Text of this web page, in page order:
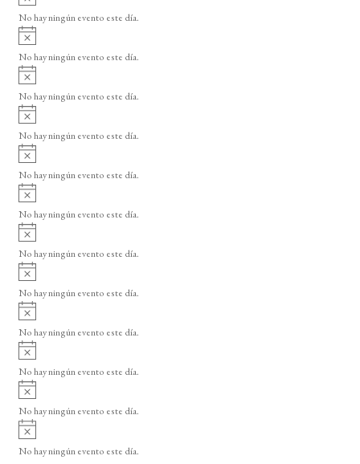
o
v
i
o
No hay ningún evento este día.
A
v
i
o
No hay ningún evento este día.
A
v
i
o
No hay ningún evento este día.
A
v
i
o
No hay ningún evento este día.
A
v
i
o
No hay ningún evento este día.
A
v
i
o
No hay ningún evento este día.
A
v
i
o
No hay ningún evento este día.
A
v
i
o
No hay ningún evento este día.
A
v
i
o
No hay ningún evento este día.
A
v
i
o
No hay ningún evento este día.
A
v
i
o
No hay ningún evento este día.
A
v
i
No hay ningún evento este día.